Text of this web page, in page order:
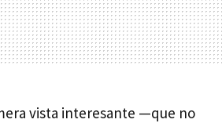
vista interesante —que no